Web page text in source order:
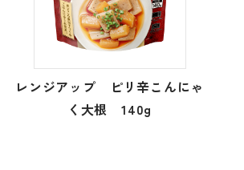
レンジアップ ピリ辛こんにゃ
く大根 140g